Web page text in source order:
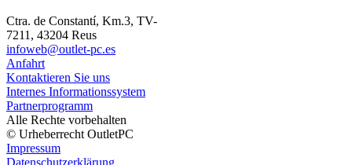
Ctra. de Constantí, Km.3, TV-
7211, 43204 Reus
infoweb@outlet-pc.es
Anfahrt
Kontaktieren Sie uns
Internes Informationssystem
Partnerprogramm
Alle Rechte vorbehalten
© Urheberrecht OutletPC
Impressum